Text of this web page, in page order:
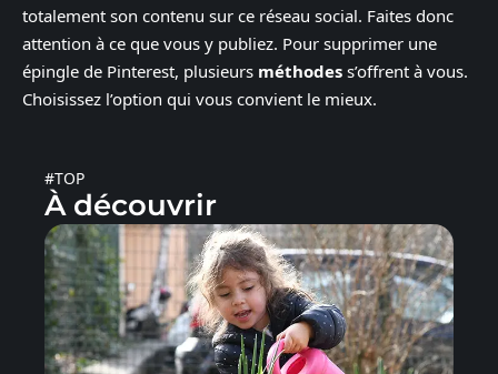
totalement son contenu sur ce réseau social. Faites donc
attention à ce que vous y publiez. Pour supprimer une
épingle de Pinterest, plusieurs méthodes s’offrent à vous.
Choisissez l’option qui vous convient le mieux.
#TOP
À découvrir